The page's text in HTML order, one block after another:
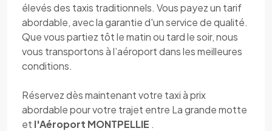
élevés des taxis traditionnels. Vous payez un tarif
abordable, avec la garantie d'un service de qualité.
Que vous partiez tôt le matin ou tard le soir, nous
vous transportons à l’aéroport dans les meilleures
conditions.
Réservez dès maintenant votre taxi à prix
abordable pour votre trajet entre La grande motte
et l'Aéroport MONTPELLIE .